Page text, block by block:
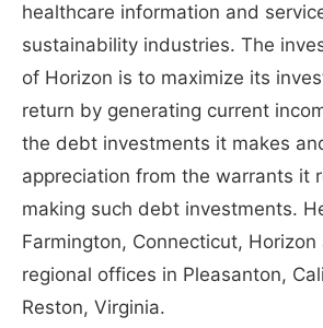
healthcare information and
sustainability industries. The
of Horizon is to maximize its
return by generating current
the debt investments it makes
appreciation from the warrants it
making such debt investments.
Farmington, Connecticut, Horizon
regional offices in Pleasanton,
Reston, Virginia.